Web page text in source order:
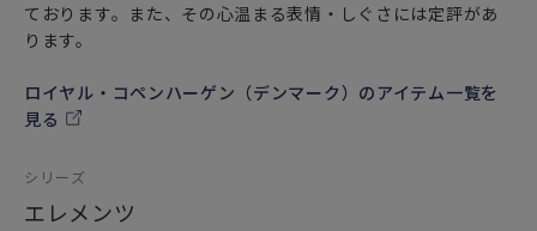
ております。また、その心温まる表情・しぐさには定評があ
ります。
ロイヤル・コペンハーゲン（デンマーク）のアイテム一覧を
見る
シリーズ
エレメンツ